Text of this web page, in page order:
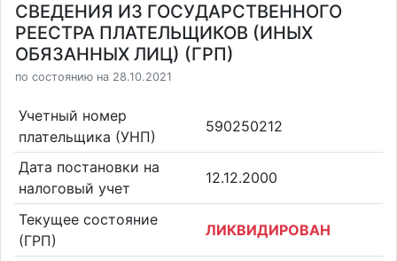
СВЕДЕНИЯ ИЗ ГОСУДАРСТВЕННОГО
РЕЕСТРА ПЛАТЕЛЬЩИКОВ (ИНЫХ
ОБЯЗАННЫХ ЛИЦ) (ГРП)
по состоянию на 28.10.2021
Учетный номер
плательщика (УНП)
590250212
Дата постановки на
налоговый учет
12.12.2000
Текущее состояние
(ГРП)
ЛИКВИДИРОВАН